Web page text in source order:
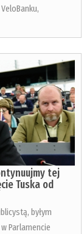
tej
Tuska od
byłym
Parlamencie